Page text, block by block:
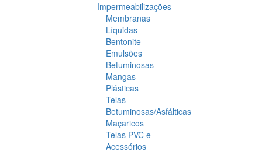
Impermeabilizações
Membranas
Líquidas
Bentonite
Emulsões
Betuminosas
Mangas
Plásticas
Telas
Betuminosas/Asfálticas
Maçaricos
Telas PVC e
Acessórios